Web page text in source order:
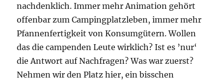
nachdenklich. Immer mehr Animation gehört
offenbar zum Campingplatzleben, immer mehr
Pfannenfertigkeit von Konsumgütern. Wollen
das die campenden Leute wirklich? Ist es ’nur‘
die Antwort auf Nachfragen? Was war zuerst?
Nehmen wir den Platz hier, ein bisschen